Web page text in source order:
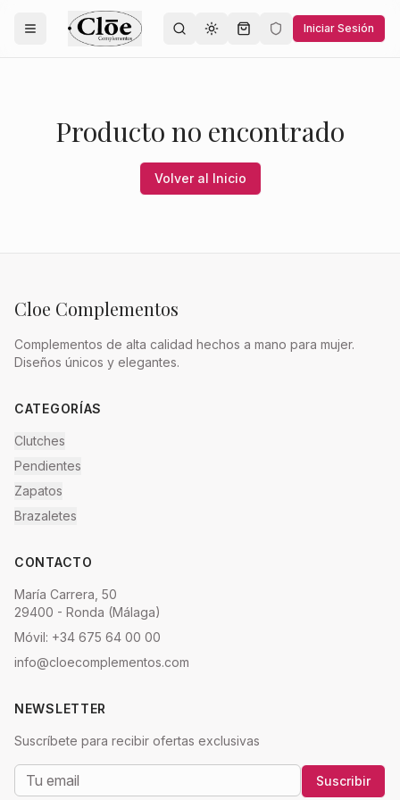
Toggle theme Iniciar Sesión
Producto no encontrado
Volver al Inicio
Cloe Complementos
Complementos de alta calidad hechos a mano para mujer.
Diseños únicos y elegantes.
CATEGORÍAS
Clutches
Pendientes
Zapatos
Brazaletes
CONTACTO
María Carrera, 50
29400 - Ronda (Málaga)
Móvil: +34 675 64 00 00
info@cloecomplementos.com
NEWSLETTER
Suscríbete para recibir ofertas exclusivas
Suscribir